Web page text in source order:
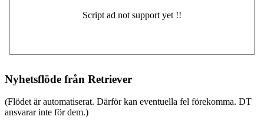
Nyhetsflöde från Retriever
(Flödet är automatiserat. Därför kan eventuella fel förekomma. DT
ansvarar inte för dem.)